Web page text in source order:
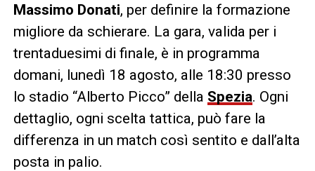
Massimo Donati, per definire la formazione
migliore da schierare. La gara, valida per i
trentaduesimi di finale, è in programma
domani, lunedì 18 agosto, alle 18:30 presso
lo stadio “Alberto Picco” della Spezia. Ogni
dettaglio, ogni scelta tattica, può fare la
differenza in un match così sentito e dall’alta
posta in palio.